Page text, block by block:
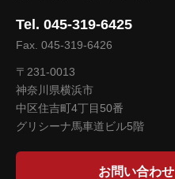
Tel. 045-319-6425
Fax. 045-319-6426
〒231-0013
神奈川県横浜市
中区住吉町4丁目50番
グリシーナ馬車道ビル5階
お問い合わせ